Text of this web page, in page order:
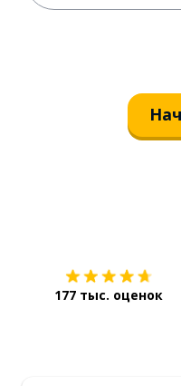
177 тыс. оценок